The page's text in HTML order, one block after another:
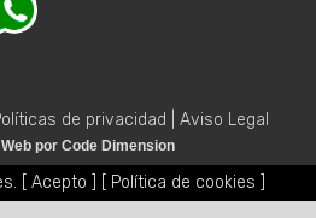
[ Acepto ] [ Política de cookies ]
de privacidad Aviso Legal
por Code Dimension